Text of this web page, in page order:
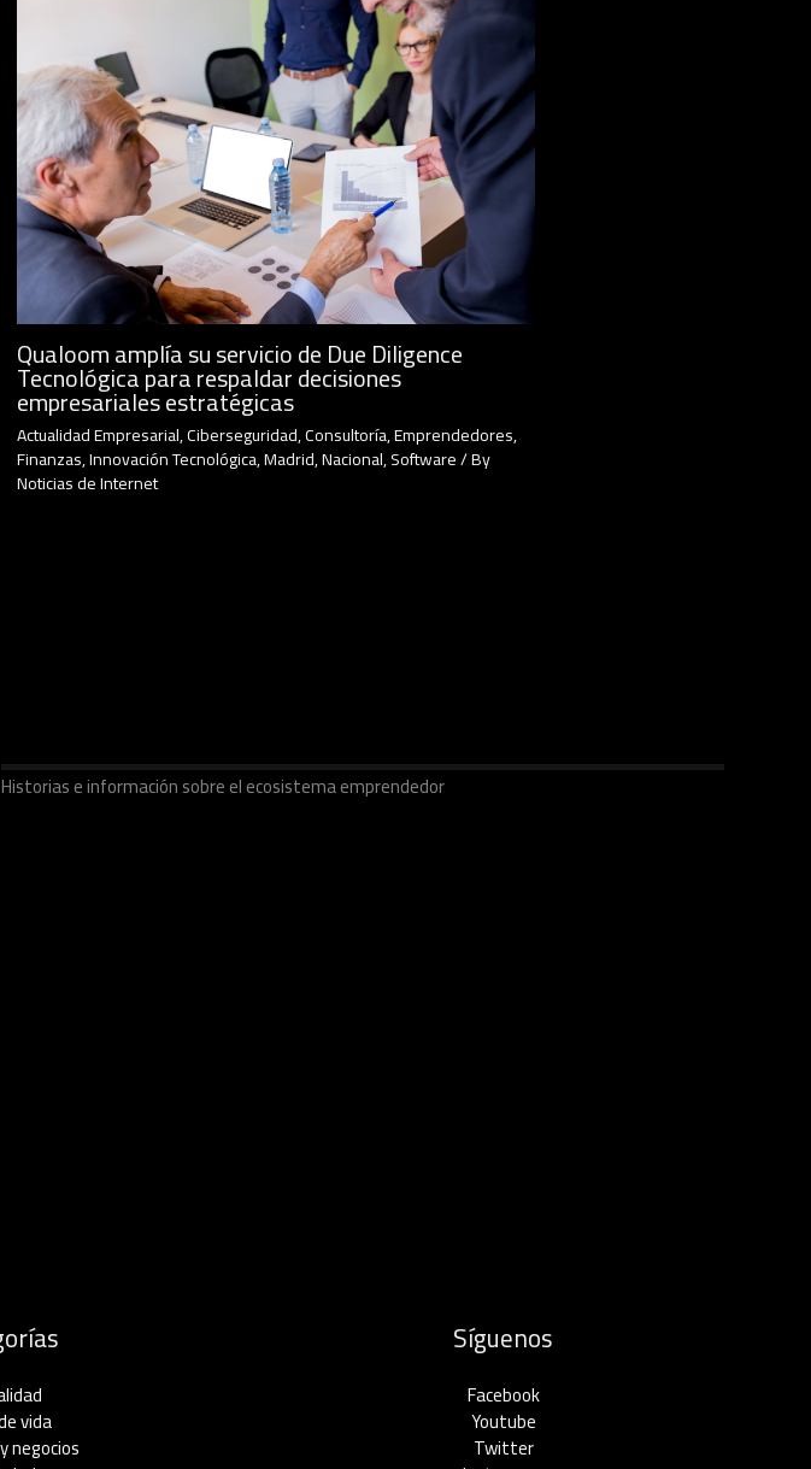
Qualoom amplía su servicio de Due Diligence
Tecnológica para respaldar decisiones
empresariales estratégicas
Actualidad Empresarial,Ciberseguridad,Consultoría,Emprendedores,
Finanzas,Innovación Tecnológica,Madrid,Nacional,Software/ By
Noticias de Internet
Historias e información sobre el ecosistema emprendedor
vida
negocios​
Síguenos
Facebook
Youtube
Twitter